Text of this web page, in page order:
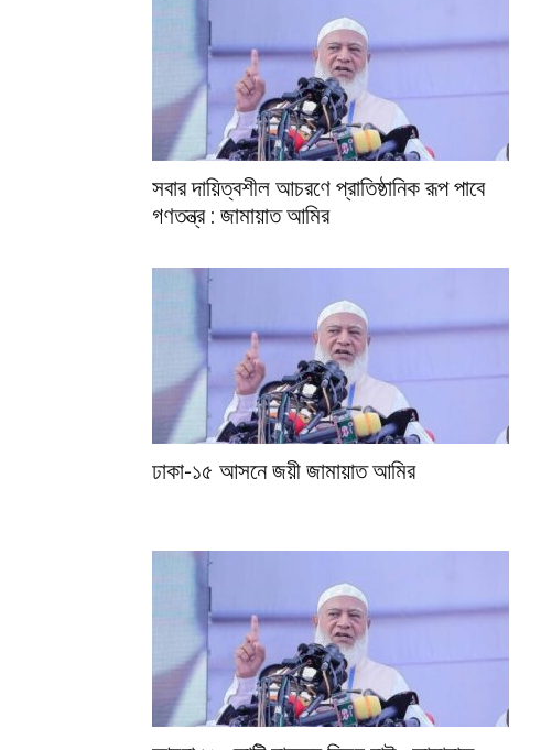
সবার দায়িত্বশীল আচরণে প্রাতিষ্ঠানিক রূপ পাবে
গণতন্ত্র : জামায়াত আমির
ঢাকা-১৫ আসনে জয়ী জামায়াত আমির